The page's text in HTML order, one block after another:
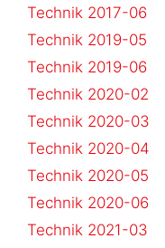
Technik 2017-06
Technik 2019-05
Technik 2019-06
Technik 2020-02
Technik 2020-03
Technik 2020-04
Technik 2020-05
Technik 2020-06
Technik 2021-03